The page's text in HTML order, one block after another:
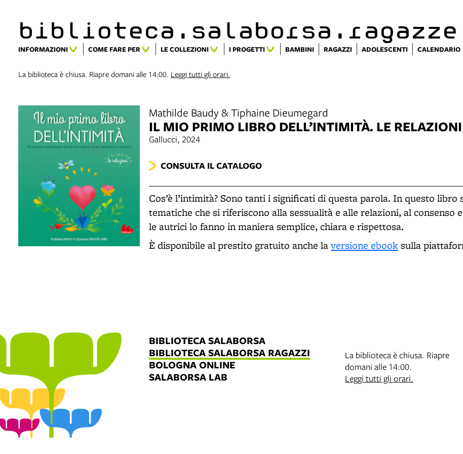
biblioteca.​salaborsa.ragazze
INFORMAZIONI COME FARE PER LE COLLEZIONI I PROGETTI BAMBINI RAGAZZI ADOLESCENTI CALENDARIO
La biblioteca è chiusa. Riapre domani alle 14:00. Leggi tutti gli orari.
Mathilde Baudy & Tiphaine Dieumegard
IL MIO PRIMO LIBRO DELL’INTIMITÀ. LE RELAZIONI
Gallucci, 2024
CONSULTA IL CATALOGO
Cos’è l’intimità? Sono tanti i significati di questa parola. In questo libro
tematiche che si riferiscono alla sessualità e alle relazioni, al consenso
le autrici lo fanno in maniera semplice, chiara e rispettosa.
È disponibile al prestito gratuito anche laversione ebook sulla
BIBLIOTECA SALABORSA
BIBLIOTECA SALABORSA RAGAZZI
BOLOGNA ONLINE
SALABORSA LAB
La biblioteca è chiusa. Riapre
domani alle 14:00.
Leggi tutti gli orari.